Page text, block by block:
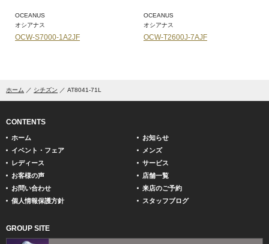
OCEANUS
オシアナス
OCW-S7000-1A2JF
OCEANUS
オシアナス
OCW-T2600J-7AJF
ホーム シチズン AT8041-71L
CONTENTS
ホーム
お知らせ
イベント・フェア
メンズ
レディース
サービス
お客様の声
店舗一覧
お問い合わせ
来店のご予約
個人情報保護方針
スタッフブログ
GROUP SITE